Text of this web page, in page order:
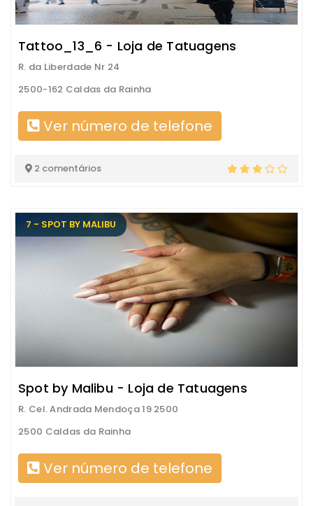
Tattoo_13_6 - Loja de Tatuagens
R. da Liberdade Nr 24
2500-162 Caldas da Rainha
Ver número de telefone
2 comentários
7 - SPOT BY MALIBU
Spot by Malibu - Loja de Tatuagens
R. Cel. Andrada Mendoça 19 2500
2500 Caldas da Rainha
Ver número de telefone